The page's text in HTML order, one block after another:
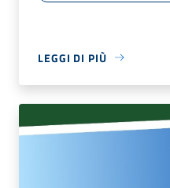
LEGGI DI PIÙ